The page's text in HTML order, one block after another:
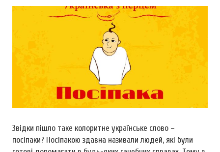
Звідки пішло таке колоритне українське слово –
посіпаки? Посіпакою здавна називали людей, які були